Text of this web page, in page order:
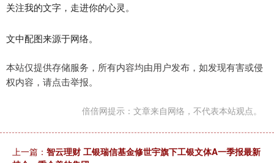
关注我的文字，走进你的心灵。
文中配图来源于网络。
本站仅提供存储服务，所有内容均由用户发布，如发现有害或侵
权内容，请点击举报。
倍倍网提示：文章来自网络，不代表本站观点。
上一篇： 智云理财 工银瑞信基金修世宇旗下工银文体A一季报最新